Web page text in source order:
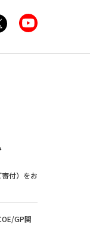
付）をお
GP関